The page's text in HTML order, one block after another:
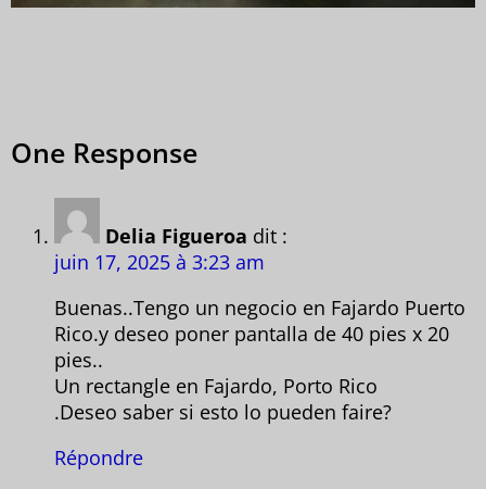
One Response
Delia Figueroa dit :
juin 17, 2025 à 3:23 am
Buenas..Tengo un negocio en Fajardo Puerto
Rico.y deseo poner pantalla de 40 pies x 20
pies..
Un rectangle en Fajardo, Porto Rico
.Deseo saber si esto lo pueden faire?
Répondre